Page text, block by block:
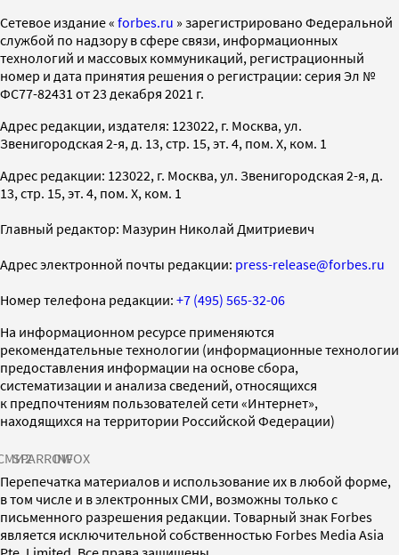
Cетевое издание « forbes.ru » зарегистрировано Федеральной
службой по надзору в сфере связи, информационных
технологий и массовых коммуникаций, регистрационный
номер и дата принятия решения о регистрации: серия Эл №
ФС77-82431 от 23 декабря 2021 г.
Адрес редакции, издателя: 123022, г. Москва, ул.
Звенигородская 2-я, д. 13, стр. 15, эт. 4, пом. X, ком. 1
Адрес редакции: 123022, г. Москва, ул. Звенигородская 2-я, д.
13, стр. 15, эт. 4, пом. X, ком. 1
Главный редактор: Мазурин Николай Дмитриевич
Адрес электронной почты редакции: press-release@forbes.ru
Номер телефона редакции: +7 (495) 565-32-06
На информационном ресурсе применяются
рекомендательные технологии (информационные технологии
предоставления информации на основе сбора,
систематизации и анализа сведений, относящихся
к предпочтениям пользователей сети «Интернет»,
находящихся на территории Российской Федерации)
SPARROWINFOX
Перепечатка материалов и использование их в любой форме,
в том числе и в электронных СМИ, возможны только с
письменного разрешения редакции. Товарный знак Forbes
является исключительной собственностью Forbes Media Asia